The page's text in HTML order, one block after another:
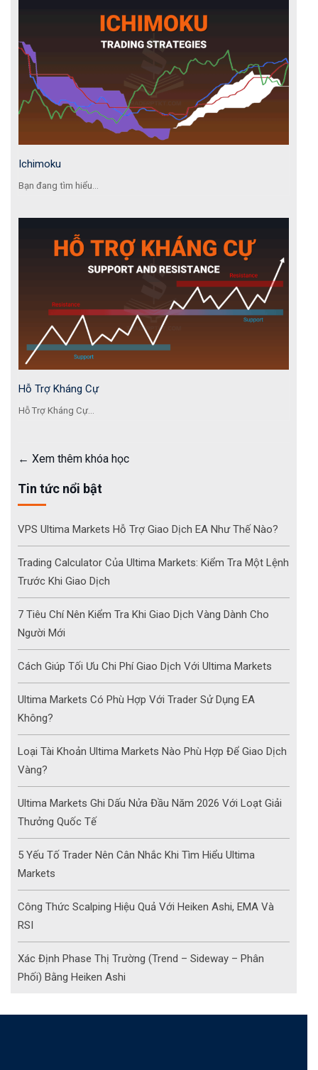
Ichimoku
Bạn đang tìm hiểu...
Hỗ Trợ Kháng Cự
Hỗ Trợ Kháng Cự...
Xem thêm khóa học
Tin tức nổi bật
VPS Ultima Markets Hỗ Trợ Giao Dịch EA Như Thế Nào?
Trading Calculator Của Ultima Markets: Kiểm Tra Một Lệnh
Trước Khi Giao Dịch
7 Tiêu Chí Nên Kiểm Tra Khi Giao Dịch Vàng Dành Cho
Người Mới
Cách Giúp Tối Ưu Chi Phí Giao Dịch Với Ultima Markets
Ultima Markets Có Phù Hợp Với Trader Sử Dụng EA
Không?
Loại Tài Khoản Ultima Markets Nào Phù Hợp Để Giao Dịch
Vàng?
Ultima Markets Ghi Dấu Nửa Đầu Năm 2026 Với Loạt Giải
Thưởng Quốc Tế
5 Yếu Tố Trader Nên Cân Nhắc Khi Tìm Hiểu Ultima
Markets
Công Thức Scalping Hiệu Quả Với Heiken Ashi, EMA Và
RSI
Xác Định Phase Thị Trường (Trend – Sideway – Phân
Phối) Bằng Heiken Ashi